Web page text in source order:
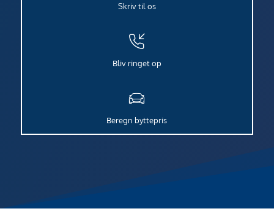
Skriv til os
Bliv ringet op
Beregn byttepris